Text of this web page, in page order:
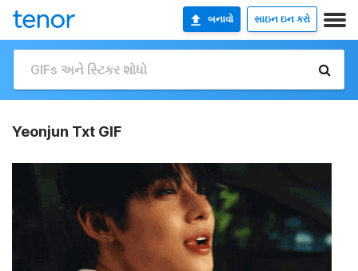
બનાવો સાઇન ઇન કરો
Yeonjun Txt GIF